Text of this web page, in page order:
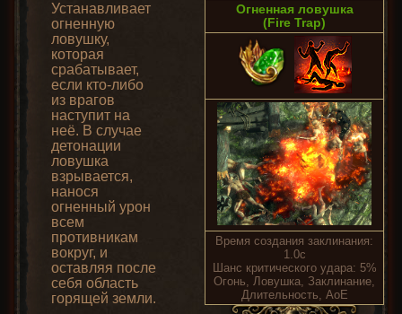
Устанавливает
огненную
ловушку,
которая
срабатывает,
если кто-либо
из врагов
наступит на
неё. В случае
детонации
ловушка
взрывается,
нанося
огненный урон
всем
противникам
вокруг, и
оставляя после
себя область
горящей земли.
Огненная ловушка
(Fire Trap)
Время создания заклинания:
1.0с
Шанс критического удара: 5%
Огонь, Ловушка, Заклинание,
Длительность, AoE